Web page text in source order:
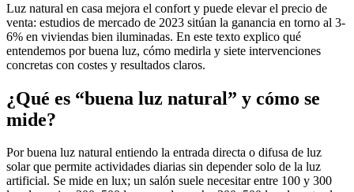
Luz natural en casa mejora el confort y puede elevar el precio de
venta: estudios de mercado de 2023 sitúan la ganancia en torno al 3-
6% en viviendas bien iluminadas. En este texto explico qué
entendemos por buena luz, cómo medirla y siete intervenciones
concretas con costes y resultados claros.
¿Qué es “buena luz natural” y cómo se
mide?
Por buena luz natural entiendo la entrada directa o difusa de luz
solar que permite actividades diarias sin depender solo de la luz
artificial. Se mide en lux; un salón suele necesitar entre 100 y 300